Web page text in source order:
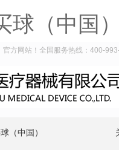
（中国）
方网站！全国服务热线：400-
（中国）